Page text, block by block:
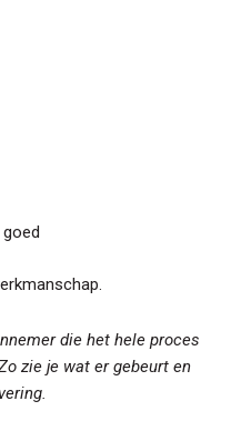
die het hele proces
zie je wat er gebeurt en